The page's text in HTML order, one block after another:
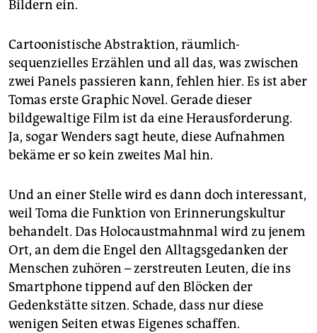
Bildern ein.
Cartoonistische Abstraktion, räumlich-
sequenzielles Erzählen und all das, was zwischen
zwei Panels passieren kann, fehlen hier. Es ist aber
Tomas erste Graphic Novel. Gerade dieser
bildgewaltige Film ist da eine Herausforderung.
Ja, sogar Wenders sagt heute, diese Aufnahmen
bekäme er so kein zweites Mal hin.
Und an einer Stelle wird es dann doch interessant,
weil Toma die Funktion von Erinnerungskultur
behandelt. Das Holocaustmahnmal wird zu jenem
Ort, an dem die Engel den Alltagsgedanken der
Menschen zuhören – zerstreuten Leuten, die ins
Smartphone tippend auf den Blöcken der
Gedenkstätte sitzen. Schade, dass nur diese
wenigen Seiten etwas Eigenes schaffen.